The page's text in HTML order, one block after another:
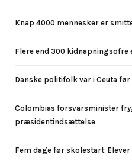
Knap 4000 mennesker er
Flere end 300 kidnapningsofre
Danske politifolk var i Ceuta
Colombias forsvarsminister
præsidentindsættelse
Fem dage før skolestart: